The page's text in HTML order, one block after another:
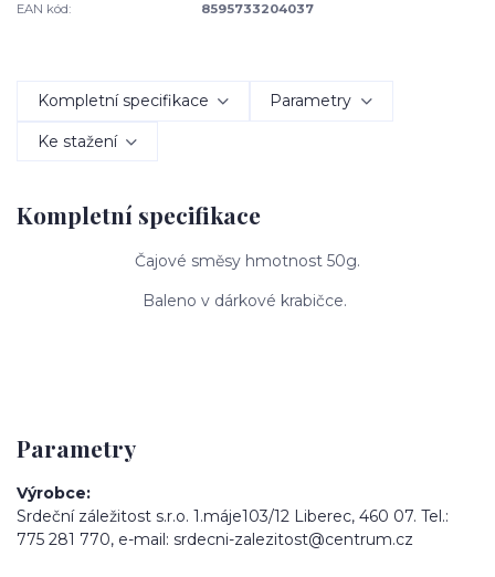
EAN kód:
8595733204037
Kompletní specifikace Parametry
Ke stažení
Kompletní specifikace
Čajové směsy hmotnost 50g.
Baleno v dárkové krabičce.
Parametry
Výrobce
Srdeční záležitost s.r.o. 1.máje103/12 Liberec, 460 07. Tel.:
775 281 770, e-mail: srdecni-zalezitost@centrum.cz